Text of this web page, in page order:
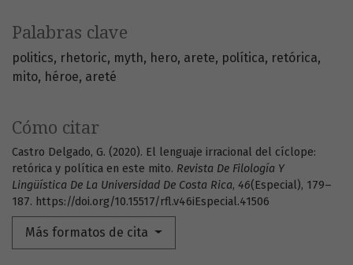
Palabras clave
politics rhetoric myth hero arete política retórica
mito héroe areté
Cómo citar
Castro Delgado, G. (2020). El lenguaje irracional del cíclope:
retórica y política en este mito. Revista De Filología Y
Lingüística De La Universidad De Costa Rica, 46(Especial), 179–
187. https://doi.org/10.15517/rfl.v46iEspecial.41506
Más formatos de cita